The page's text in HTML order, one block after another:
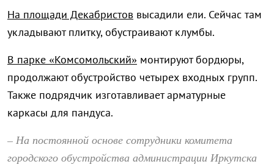
На площади Декабристов высадили ели. Сейчас там
укладывают плитку, обустраивают клумбы.
В парке «Комсомольский» монтируют бордюры,
продолжают обустройство четырех входных групп.
Также подрядчик изготавливает арматурные
каркасы для пандуса.
– На постоянной основе сотрудники комитета
городского обустройства администрации Иркутска